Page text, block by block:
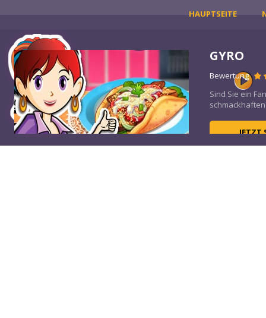
HAUPTSEITE
GYRO
Bewertung
Sind Sie ein
JETZT